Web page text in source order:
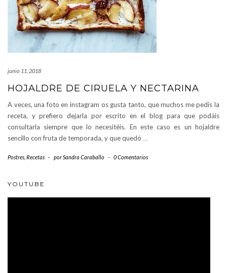
junio 11, 2018
HOJALDRE DE CIRUELA Y NECTARINA
A veces, una foto en instagram os gusta tanto, que muchos me pedís la
receta, y prefiero dejarla por escrito en el blog para que podáis
consultarla siempre que lo necesitéis. En este caso es un hojaldre
sencillo con fruta de temporada, y que quedó …
Postres Recetas - porSandra Caraballo - 0 Comentarios
YOUTUBE